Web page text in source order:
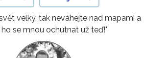
velký, tak neváhejte nad mapami a
se mnou ochutnat už teď!"